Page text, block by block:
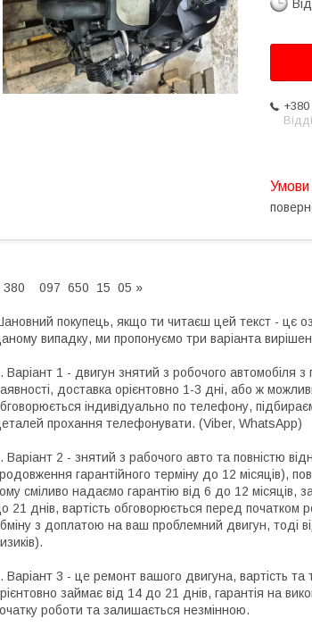
380 097 650 15 05 »
покупець, якщо ти читаєш цей текст - цє
випадку, ми пропонуємо три варіанта
Варіант 1 - двигун знятий з робочого автомобіля
доставка орієнтовно 1-3 дні, або ж
індивідуально по телефону,
прохання телефонувати. (Viber, WhatsApp)
Варіант 2 - знятий з рабочого авто та повністю
гарантійного терміну до 12 місяців),
сміливо надаємо гарантію від 6 до 12 місяців,
21 днів, вартість обговорюється перед
з доплатою на ваш проблемний двигун, тоді
Варіант 3 - це ремонт вашого двигуна, вартість та
займає від 14 до 21 днів, гарантія на
роботи та залишається незмінною.